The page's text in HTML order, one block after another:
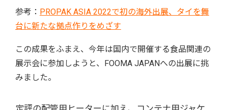
参考： PROPAK ASIA 2022で初の海外出展、タイを舞
台に新たな拠点作りをめざす
この成果をふまえ、今年は国内で開催する食品関連の
展示会に参加しようと、FOOMA JAPANへの出展に挑
みました。